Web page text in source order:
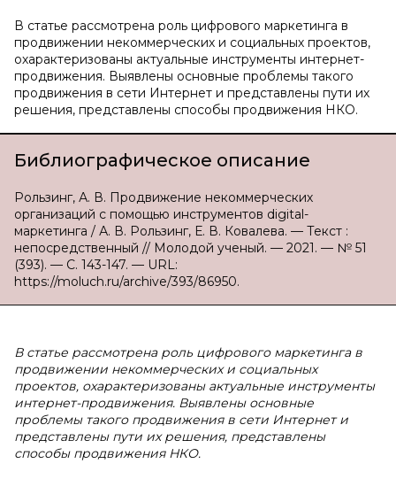
В статье рассмотрена роль цифрового маркетинга в
продвижении некоммерческих и социальных проектов,
охарактеризованы актуальные инструменты интернет-
продвижения. Выявлены основные проблемы такого
продвижения в сети Интернет и представлены пути их
решения, представлены способы продвижения НКО.
Библиографическое описание
Рользинг, А. В. Продвижение некоммерческих
организаций с помощью инструментов digital-
маркетинга / А. В. Рользинг, Е. В. Ковалева. — Текст :
непосредственный // Молодой ученый. — 2021. — № 51
(393). — С. 143-147. — URL:
https://moluch.ru/archive/393/86950.
В статье рассмотрена роль цифрового маркетинга в
продвижении некоммерческих и социальных
проектов, охарактеризованы актуальные инструменты
интернет-продвижения. Выявлены основные
проблемы такого продвижения в сети Интернет и
представлены пути их решения, представлены
способы продвижения НКО.